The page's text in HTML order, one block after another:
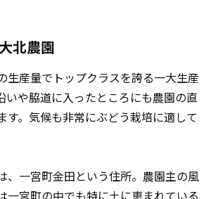
北農園
生産量でトップクラスを誇る一大生産
いや脇道に入ったところにも農園の直
す。気候も非常にぶどう栽培に適して
、一宮町金田という住所。農園主の風